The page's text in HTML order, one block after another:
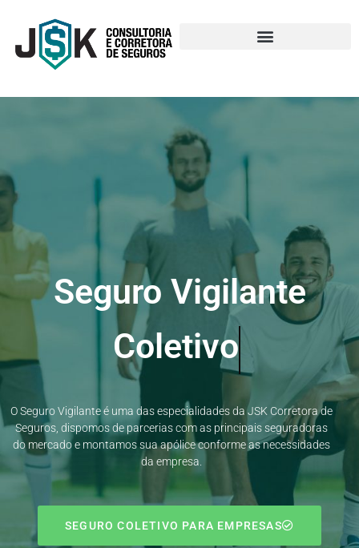
Seguro Vigilante
O Seguro Vigilante é uma das especialidades da JSK Corretora de
Seguros, dispomos de parcerias com as principais seguradoras
do mercado e montamos sua apólice conforme as necessidades
da empresa.
SEGURO COLETIVO PARA EMPRESAS
SEGURO AP VIGILANTE INDIVIDUAL